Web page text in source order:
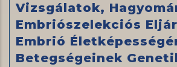
Vizsgálatok,
Embriószelekciós
Embrió
Betegségeinek